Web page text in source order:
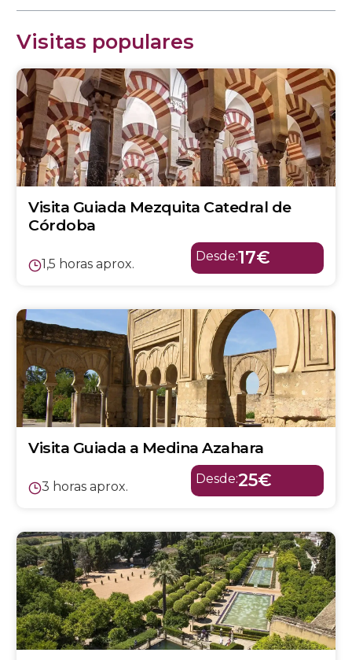
Visitas populares
Visita Guiada Mezquita Catedral de
Córdoba
1,5 horas aprox.
Desde:17€
Visita Guiada a Medina Azahara
3 horas aprox.
Desde:25€